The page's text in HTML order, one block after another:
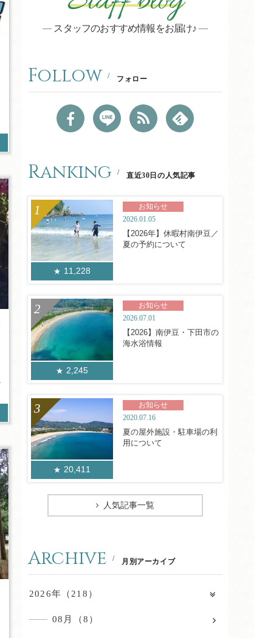
スタッフのおすすめ情報をお届け♪
Follow フォロー
Ranking 直近30日の人気記事
11,228
お知らせ
2026.01.05
【2026年】休暇村南伊豆／
夏の予約について
2,245
お知らせ
2026.07.01
【2026】南伊豆・下田市の
海水浴情報
20,411
お知らせ
2020.07.16
夏の屋外施設・駐車場の利
用について
人気記事一覧
Archive 月別アーカイブ
2026年（218）
08月（8）